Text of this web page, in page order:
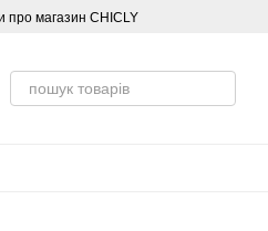
про магазин CHICLY